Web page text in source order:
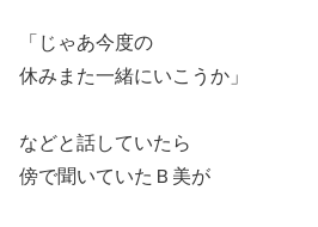
「じゃあ今度の
休みまた一緒にいこうか」
などと話していたら
傍で聞いていたＢ美が